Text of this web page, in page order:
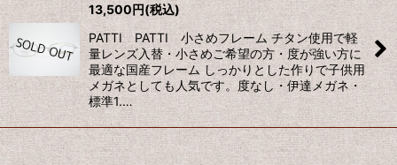
13,500円(税込)
PATTI PATTI 小さめフレーム チタン使用で軽
量レンズ入替・小さめご希望の方・度が強い方に
最適な国産フレーム しっかりとした作りで子供用
メガネとしても人気です。度なし・伊達メガネ・
標準1.…